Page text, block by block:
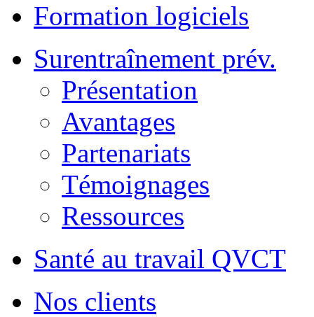
Formation logiciels
Surentraînement prév.
Présentation
Avantages
Partenariats
Témoignages
Ressources
Santé au travail QVCT
Nos clients